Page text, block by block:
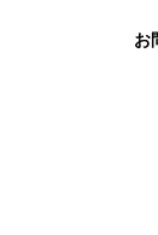
お